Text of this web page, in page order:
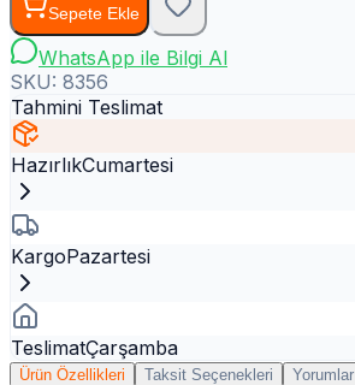
Sepete Ekle
WhatsApp ile Bilgi Al
SKU: 8356
Tahmini Teslimat
HazırlıkCumartesi
KargoPazartesi
TeslimatÇarşamba
Ürün Özellikleri Taksit Seçenekleri Yorumlar